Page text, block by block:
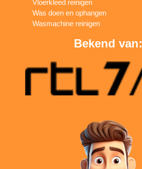
Vloerkleed reinigen
Was doen en ophangen
Wasmachine reinigen
Bekend van: